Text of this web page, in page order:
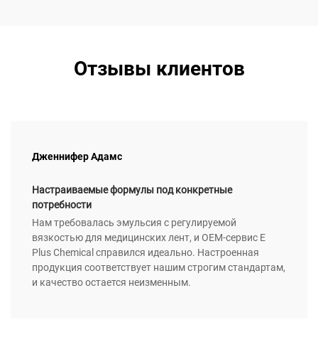
Отзывы клиентов
Дженнифер Адамс
Настраиваемые формулы под конкретные
потребности
Нам требовалась эмульсия с регулируемой
вязкостью для медицинских лент, и OEM-сервис E
Plus Chemical справился идеально. Настроенная
продукция соответствует нашим строгим стандартам,
и качество остается неизменным.